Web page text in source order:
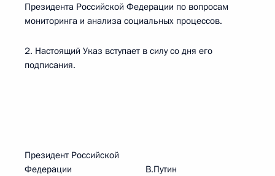
Президента Российской Федерации по вопросам
мониторинга и анализа социальных процессов.
2. Настоящий Указ вступает в силу со дня его
подписания.
Президент Российской
Федерации В.Путин